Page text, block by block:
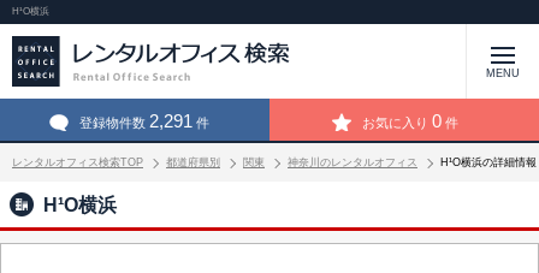
H¹O横浜
MENU
登録物件数 2,291 件 お気に入り 0 件
レンタルオフィス検索TOP 都道府県別 関東 神奈川のレンタルオフィス H¹O横浜の詳細情報
H¹O横浜